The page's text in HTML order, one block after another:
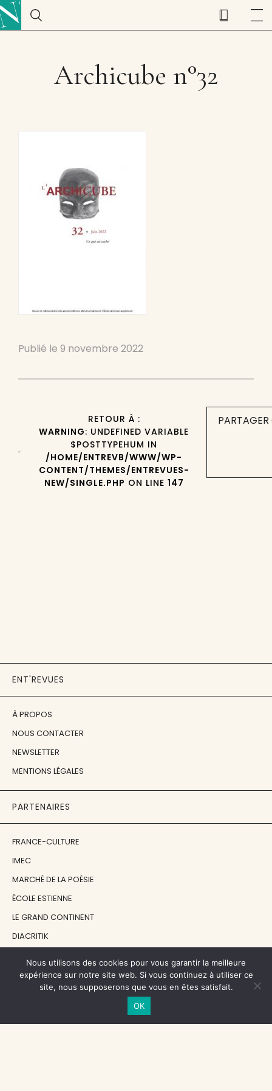
Archicube n°32
Publié le 9 novembre 2022
RETOUR À :
WARNING: UNDEFINED VARIABLE
$POSTTYPEHUM IN
/HOME/ENTREVB/WWW/WP-
CONTENT/THEMES/ENTREVUES-
NEW/SINGLE.PHP ON LINE 147
ENT'REVUES
À PROPOS
NOUS CONTACTER
NEWSLETTER
MENTIONS LÉGALES
PARTENAIRES
FRANCE-CULTURE
IMEC
MARCHÉ DE LA POÉSIE
ÉCOLE ESTIENNE
LE GRAND CONTINENT
DIACRITIK
NOS SOUTIENS
CENTRE NATIONAL DU LIVRE
Nous utilisons des cookies pour vous garantir la meilleure
expérience sur notre site web. Si vous continuez à utiliser ce
site, nous supposerons que vous en êtes satisfait.
OK